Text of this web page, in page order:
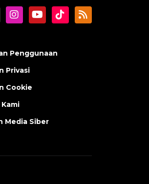
Penggunaan
Privasi
Cookie
Media Siber